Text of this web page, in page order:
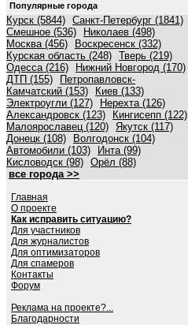
Популярные города
Курск (5844) Санкт-Петербург (1841)
Смешное (536)
Николаев (498)
Москва (456)
Воскресенск (332)
Курская область (248) Тверь (219)
Одесса (216)
Нижний Новгород (170)
ДТП (155)
Петропавловск-
Камчатский (153)
Киев (133)
Электроугли (127)
Нерехта (126)
Александровск (123)
Кингисепп (122)
Малоярославец (120) Якутск (117)
Донецк (108)
Волгодонск (104)
Автомобили (103)
Инта (99)
Кисловодск (98) Орёл (88)
все города >>
Главная
О проекте
Как исправить ситуацию?
Для участников
Для журналистов
Для оптимизаторов
Для спамеров
Контакты
Форум
Реклама на проекте?...
Благодарности